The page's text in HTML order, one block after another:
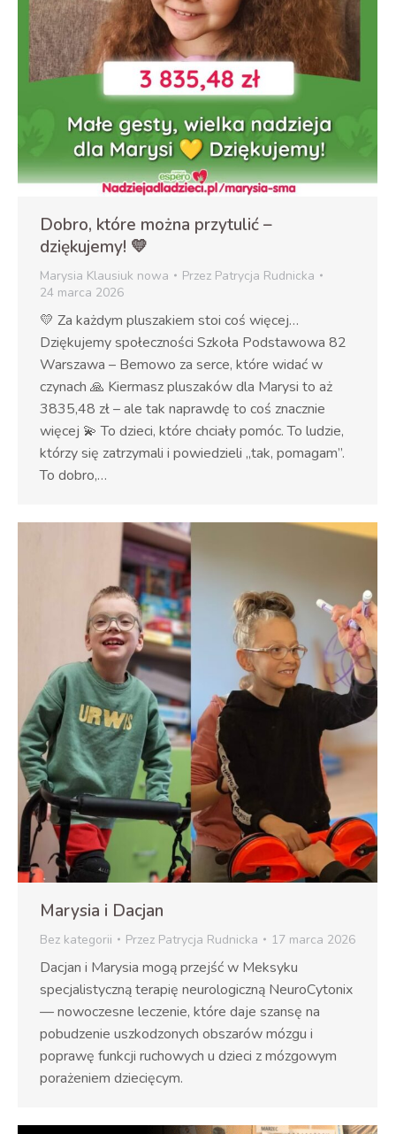
Dobro, które można przytulić –
dziękujemy! 💛
Marysia Klausiuk nowa Przez Patrycja Rudnicka
24 marca 2026
💛 Za każdym pluszakiem stoi coś więcej…
Dziękujemy społeczności Szkoła Podstawowa 82
Warszawa – Bemowo za serce, które widać w
czynach 🙏 Kiermasz pluszaków dla Marysi to aż
3835,48 zł – ale tak naprawdę to coś znacznie
więcej 💫 To dzieci, które chciały pomóc. To ludzie,
którzy się zatrzymali i powiedzieli „tak, pomagam”.
To dobro,…
Marysia i Dacjan
Bez kategorii Przez Patrycja Rudnicka 17 marca 2026
Dacjan i Marysia mogą przejść w Meksyku
specjalistyczną terapię neurologiczną NeuroCytonix
— nowoczesne leczenie, które daje szansę na
pobudzenie uszkodzonych obszarów mózgu i
poprawę funkcji ruchowych u dzieci z mózgowym
porażeniem dziecięcym.